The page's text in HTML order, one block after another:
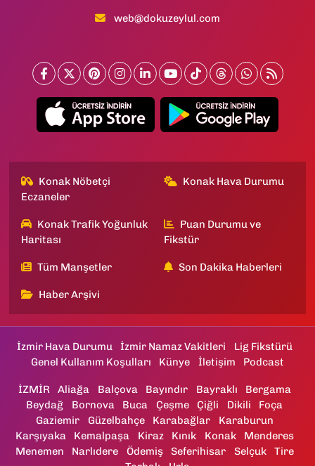
web@dokuzeylul.com
Konak Nöbetçi
Eczaneler
Konak Hava Durumu
Konak Trafik Yoğunluk
Haritası
Puan Durumu ve
Fikstür
Tüm Manşetler Son Dakika Haberleri
Haber Arşivi
İzmir Hava Durumu İzmir Namaz Vakitleri
Lig Fikstürü
Genel Kullanım Koşulları
Künye İletişim Podcast
İZMİR Aliağa Balçova Bayındır Bayraklı
Bergama
Beydağ
Bornova Buca Çeşme Çiğli Dikili
Foça
Gaziemir
Güzelbahçe Karabağlar
Karaburun
Karşıyaka
Kemalpaşa Kiraz Kınık Konak
Menderes
Menemen
Narlıdere Ödemiş Seferihisar Selçuk
Tire